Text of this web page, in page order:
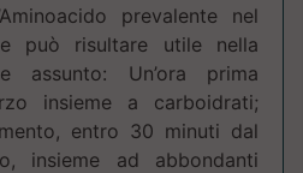
prevalente nel
può risultare utile nella
assunto: Un’ora prima
insieme a carboidrati;
entro 30 minuti dal
insieme ad abbondanti